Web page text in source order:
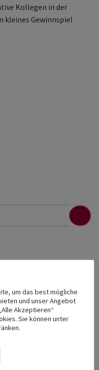
Kollegen in der
kleines Gewinnspiel
das fertige Holz in
können“ – Wie Lena
und Alltag nutzt
Station auf dem Weg
vielen
um das best mögliche
und unser Angebot
Akzeptieren“
Sie können unter